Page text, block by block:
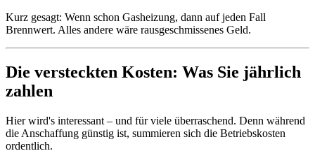
Kurz gesagt: Wenn schon Gasheizung, dann auf jeden Fall
Brennwert. Alles andere wäre rausgeschmissenes Geld.
Die versteckten Kosten: Was Sie jährlich
zahlen
Hier wird's interessant – und für viele überraschend. Denn während
die Anschaffung günstig ist, summieren sich die Betriebskosten
ordentlich.